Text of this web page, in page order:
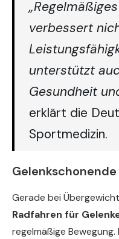
verbessert
unterstützt
Gesundheit
erklärt die
Sportmedizin.
Gerade bei
Radfahren für
regelmäßige